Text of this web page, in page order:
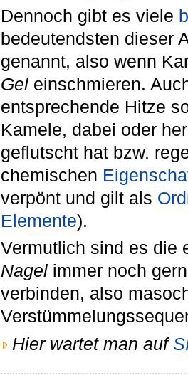
Dennoch gibt es viele
bedeutendsten dieser
genannt, also wenn
Gel einschmieren.
entsprechende Hitze
Kamele, dabei oder
geflutscht hat bzw.
chemischen
verpönt und gilt als
Elemente).
Vermutlich sind es die
Nagel immer noch
verbinden, also
Hier wartet man auf